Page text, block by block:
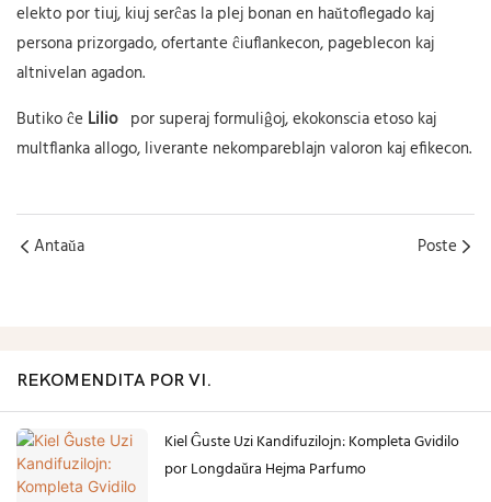
elekto por tiuj, kiuj serĉas la plej bonan en haŭtoflegado kaj
persona prizorgado, ofertante ĉiuflankecon, pageblecon kaj
altnivelan agadon.
Butikoĉe Lilio por superaj formuliĝoj, ekokonscia etoso kaj
multflanka allogo, liverante nekompareblajn valoron kaj efikecon.
Antaŭa Poste
REKOMENDITA POR VI.
Kiel Ĝuste Uzi Kandifuzilojn: Kompleta Gvidilo
por Longdaŭra Hejma Parfumo